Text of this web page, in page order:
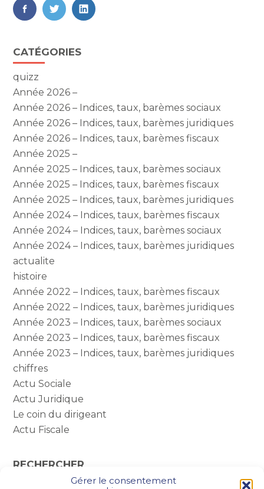
Gérer le consentement
FaceBook
TwitterLinkedIn
Blog
sidebar
CATÉGORIES
quizz
Année 2026 –
Année 2026 – Indices, taux, barèmes sociaux
Année 2026 – Indices, taux, barèmes juridiques
Année 2026 – Indices, taux, barèmes fiscaux
Année 2025 –
Année 2025 – Indices, taux, barèmes sociaux
Année 2025 – Indices, taux, barèmes fiscaux
Année 2025 – Indices, taux, barèmes juridiques
Année 2024 – Indices, taux, barèmes fiscaux
Année 2024 – Indices, taux, barèmes sociaux
Année 2024 – Indices, taux, barèmes juridiques
actualite
histoire
Année 2022 – Indices, taux, barèmes fiscaux
Année 2022 – Indices, taux, barèmes juridiques
Année 2023 – Indices, taux, barèmes sociaux
Année 2023 – Indices, taux, barèmes fiscaux
Année 2023 – Indices, taux, barèmes juridiques
chiffres
Actu Sociale
Actu Juridique
Le coin du dirigeant
Actu Fiscale
RECHERCHER